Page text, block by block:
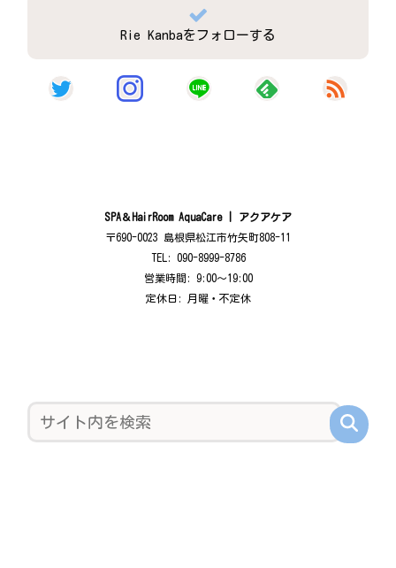
Rie Kanbaをフォローする
SPA＆HairRoom AquaCare | アクアケア
〒690-0023 島根県松江市竹矢町808-11
TEL: 090-8999-8786
営業時間: 9:00〜19:00
定休日: 月曜・不定休